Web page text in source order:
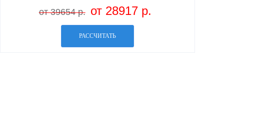
от 39654 р. от 28917 р.
РАССЧИТАТЬ